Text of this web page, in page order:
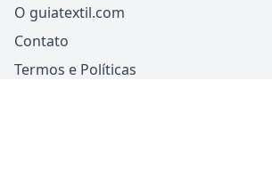
O guiatextil.com
Contato
Termos e Políticas